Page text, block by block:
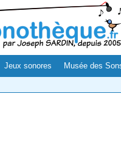
Jeux sonores Musée des